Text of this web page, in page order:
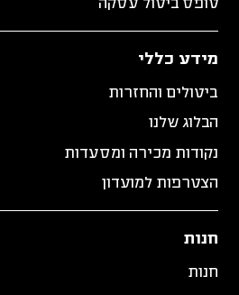
טופס ביטול עסקה
מידע כללי
ביטולים והחזרות
הבלוג שלנו
נקודות מכירה ומסעדות
הצטרפות למועדון
חנות
חנות